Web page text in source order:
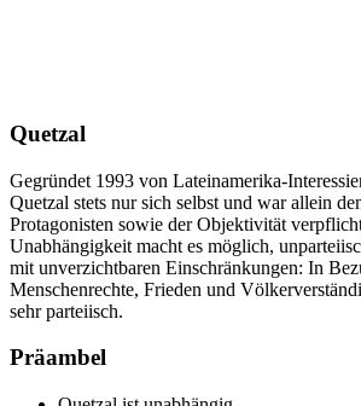
Quetzal
Gegründet 1993 von Lateinamerika-
Quetzal stets nur sich selbst und war allein
Protagonisten sowie der Objektivität
Unabhängigkeit macht es möglich,
mit unverzichtbaren Einschränkungen: In
Menschenrechte, Frieden und
sehr parteiisch.
Präambel